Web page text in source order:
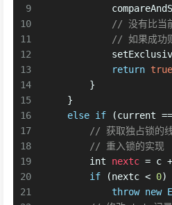
9
10
11
12
13
14
15
16
17
18
19
20
21
// 没有比当
// 如果成功
return true
        }
    }
else if (current
// 获取独占锁的
// 重入锁的实现
int
nextc = c
if (nextc < 0)
throw new